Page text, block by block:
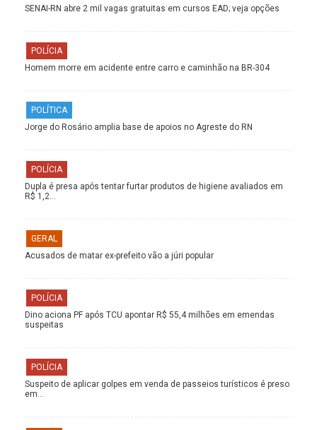
SENAI-RN abre 2 mil vagas gratuitas em cursos EAD; veja opções
POLÍCIA
Homem morre em acidente entre carro e caminhão na BR-304
POLÍTICA
Jorge do Rosário amplia base de apoios no Agreste do RN
POLÍCIA
Dupla é presa após tentar furtar produtos de higiene avaliados em
R$ 1,2…
GERAL
Acusados de matar ex-prefeito vão a júri popular
POLÍCIA
Dino aciona PF após TCU apontar R$ 55,4 milhões em emendas
suspeitas
POLÍCIA
Suspeito de aplicar golpes em venda de passeios turísticos é preso
em…